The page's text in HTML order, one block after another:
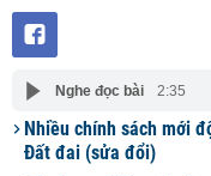
Nghe đọc bài 2:35
Nhiều chính sách mới
Đất đai (sửa đổi)